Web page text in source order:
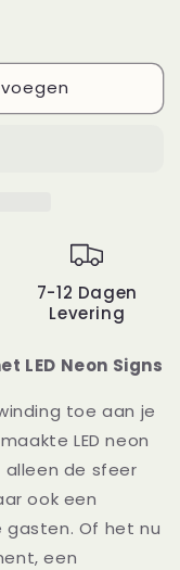
7-12 Dagen
Levering
LED Neon Signs
toe aan je
LED neon
alleen de sfeer
ook een
gasten. Of het nu
een